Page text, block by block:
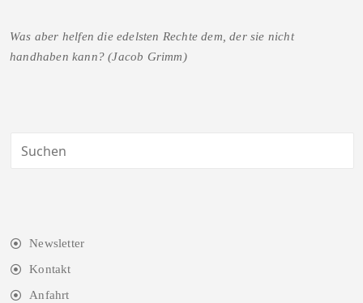
Was aber helfen die edelsten Rechte dem, der sie nicht
handhaben kann? (Jacob Grimm)
Newsletter
Kontakt
Anfahrt